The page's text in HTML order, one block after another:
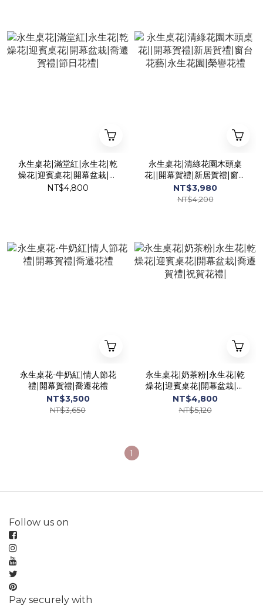
永生桌花|滿堂紅|永生花|乾
燥花|迎賓桌花|開幕盆栽|喬
遷賀禮|節日花禮|
NT$4,800
永生桌花|清綠花園木頭桌
花||開幕賀禮|新居賀禮|窗台
花藝|永生花園|榮譽花禮
NT$3,980
NT$4,200
永生桌花-牛奶紅|情人節花
禮|開幕賀禮|喬遷花禮
NT$3,500
NT$3,650
永生桌花|奶茶粉|永生花|乾
燥花|迎賓桌花|開幕盆栽|喬
遷賀禮|祝賀花禮|
NT$4,800
NT$5,120
1
Follow us on
Pay securely with